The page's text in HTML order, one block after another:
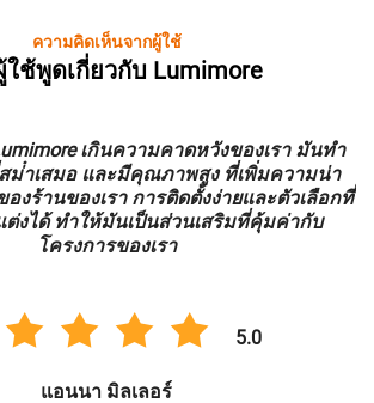
ความคิดเห็นจากผู้ใช้
ใช้พูดเกี่ยวกับ Lumimore
เกินความคาดหวังของเรา มันทํา
ม่ําเสมอ และมีคุณภาพสูง ที่เพิ่มความน่า
งร้านของเรา การติดตั้งง่ายและตัวเลือกที่
ต่งได้ ทําให้มันเป็นส่วนเสริมที่คุ้มค่ากับ
โครงการของเรา
5.0
แอนนา มิลเลอร์